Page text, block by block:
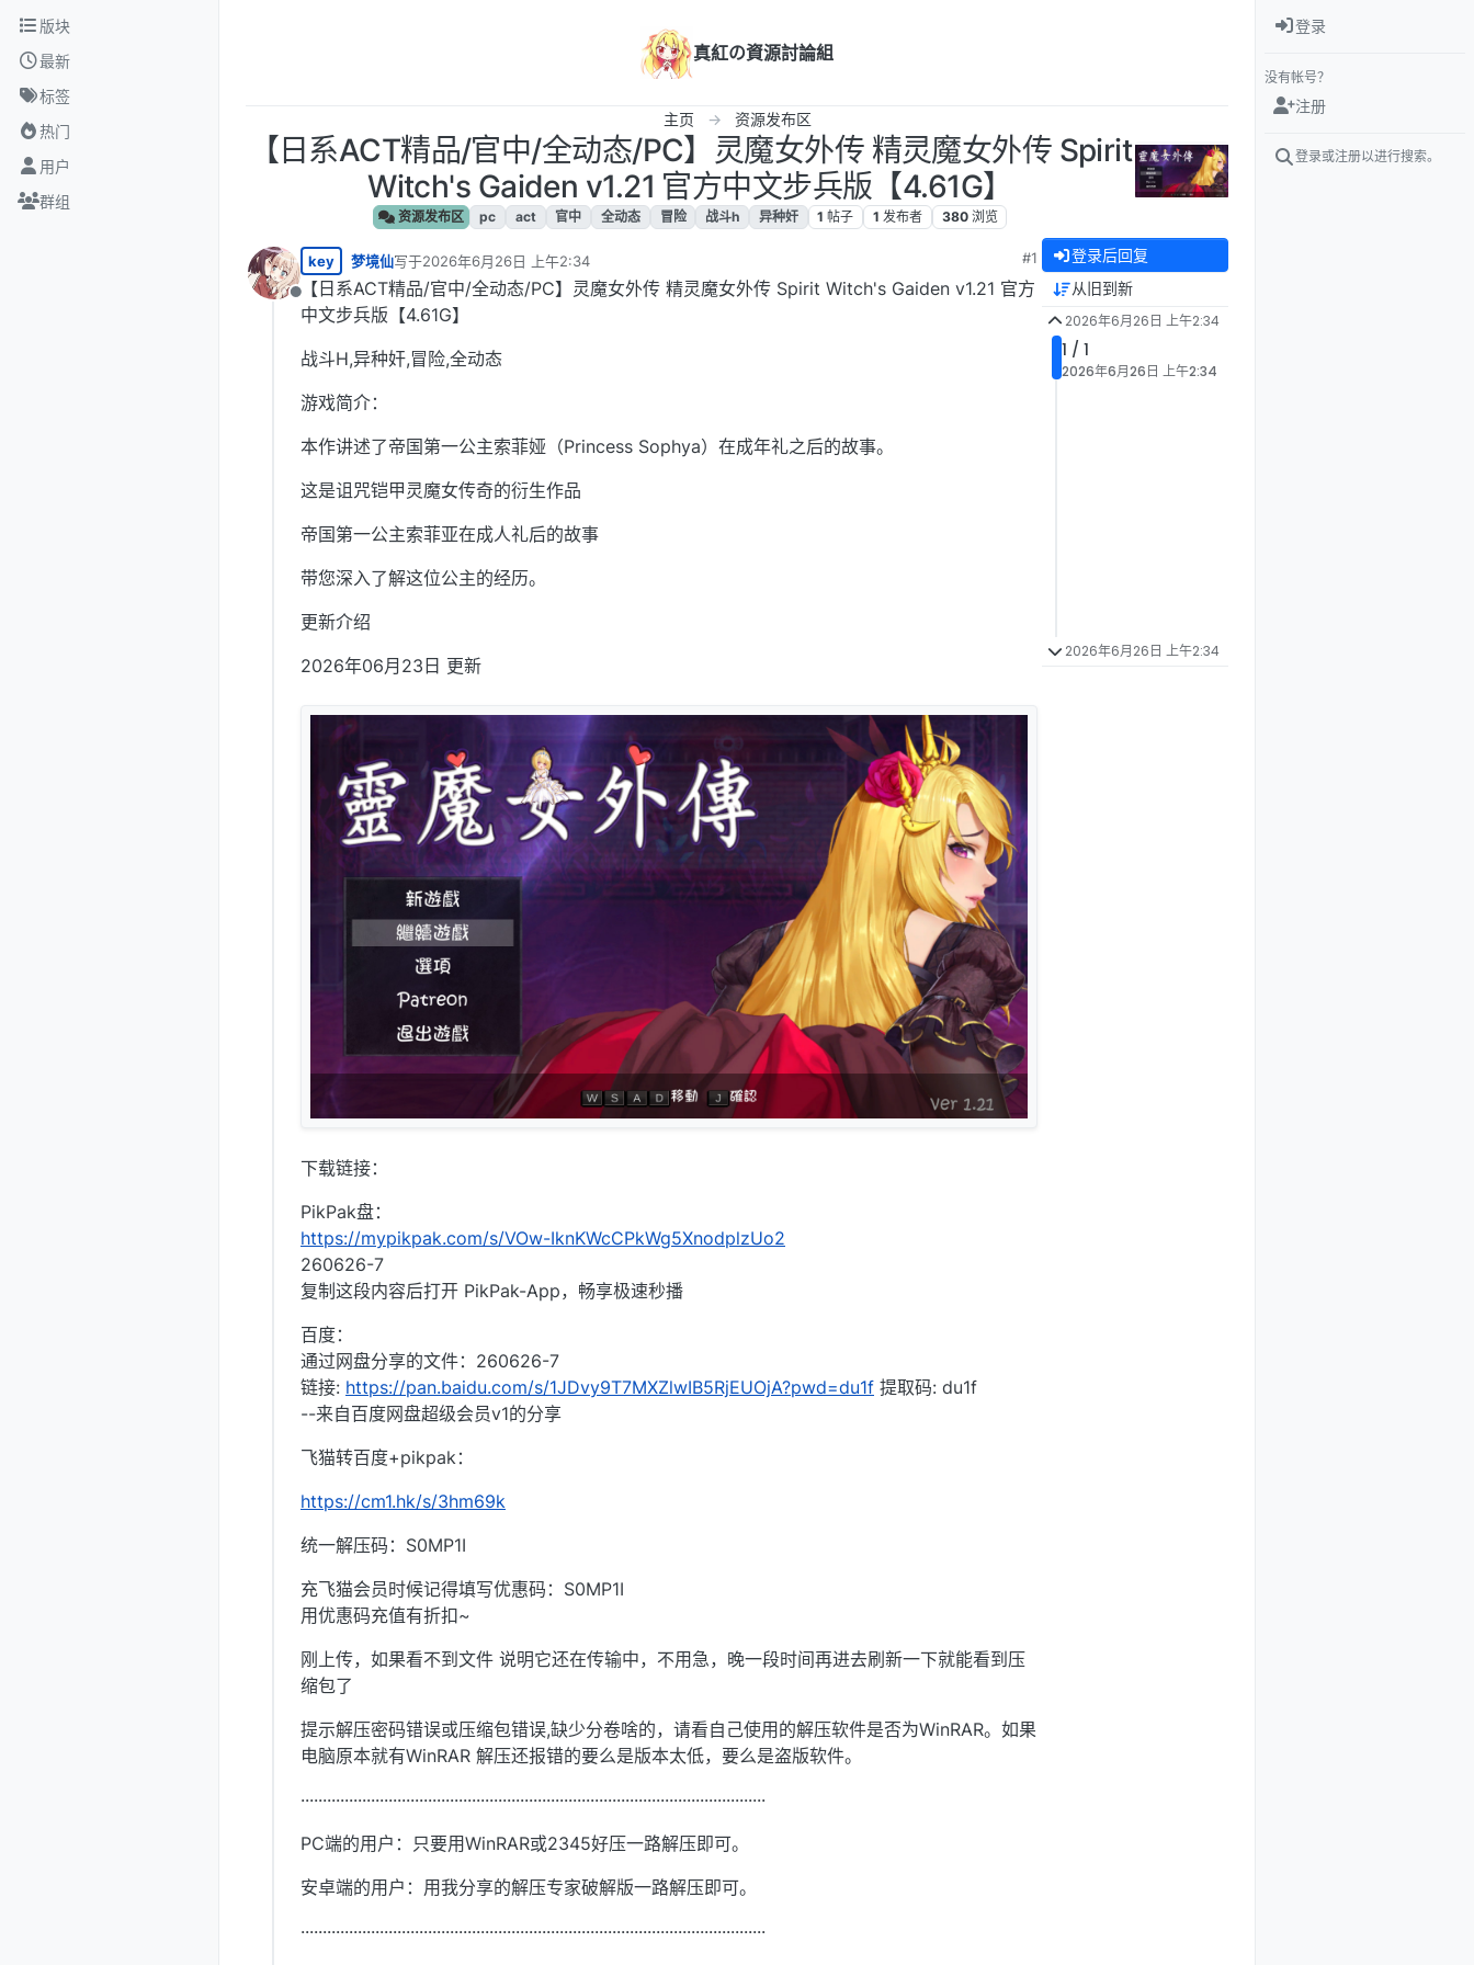
跳转至内容
版块
最新
标签
热门
用户
群组
真紅の資源討論組
主页 资源发布区
【日系ACT精品/官中/全动态/PC】灵魔女外传 精灵魔女外传 Spirit
Witch's Gaiden v1.21 官方中文步兵版【4.61G】
资源发布区 pc act 官中 全动态 冒险 战斗h 异种奸 1 帖子 1 发布者 380 浏览
离线
key 梦境仙写于2026年6月26日 上午2:34
最后由 编辑
#1
【日系ACT精品/官中/全动态/PC】灵魔女外传 精灵魔女外传 Spirit Witch's Gaiden v1.21 官方
中文步兵版【4.61G】
战斗H,异种奸,冒险,全动态
游戏简介：
本作讲述了帝国第一公主索菲娅（Princess Sophya）在成年礼之后的故事。
这是诅咒铠甲灵魔女传奇的衍生作品
帝国第一公主索菲亚在成人礼后的故事
带您深入了解这位公主的经历。
更新介绍
2026年06月23日 更新
下载链接：
PikPak盘：
https://mypikpak.com/s/VOw-IknKWcCPkWg5XnodplzUo2
260626-7
复制这段内容后打开 PikPak-App，畅享极速秒播
百度：
通过网盘分享的文件：260626-7
链接: https://pan.baidu.com/s/1JDvy9T7MXZlwIB5RjEUOjA?pwd=du1f 提取码: du1f
--来自百度网盘超级会员v1的分享
飞猫转百度+pikpak：
https://cm1.hk/s/3hm69k
统一解压码：S0MP1I
充飞猫会员时候记得填写优惠码：S0MP1I
用优惠码充值有折扣~
刚上传，如果看不到文件 说明它还在传输中，不用急，晚一段时间再进去刷新一下就能看到压
缩包了
提示解压密码错误或压缩包错误,缺少分卷啥的，请看自己使用的解压软件是否为WinRAR。如果
电脑原本就有WinRAR 解压还报错的要么是版本太低，要么是盗版软件。
··········································································································
PC端的用户：只要用WinRAR或2345好压一路解压即可。
安卓端的用户：用我分享的解压专家破解版一路解压即可。
··········································································································
登录后回复
从旧到新
2026年6月26日 上午2:34
1 / 1
2026年6月26日 上午2:34
2026年6月26日 上午2:34
登录
没有帐号？
注册
登录或注册以进行搜索。